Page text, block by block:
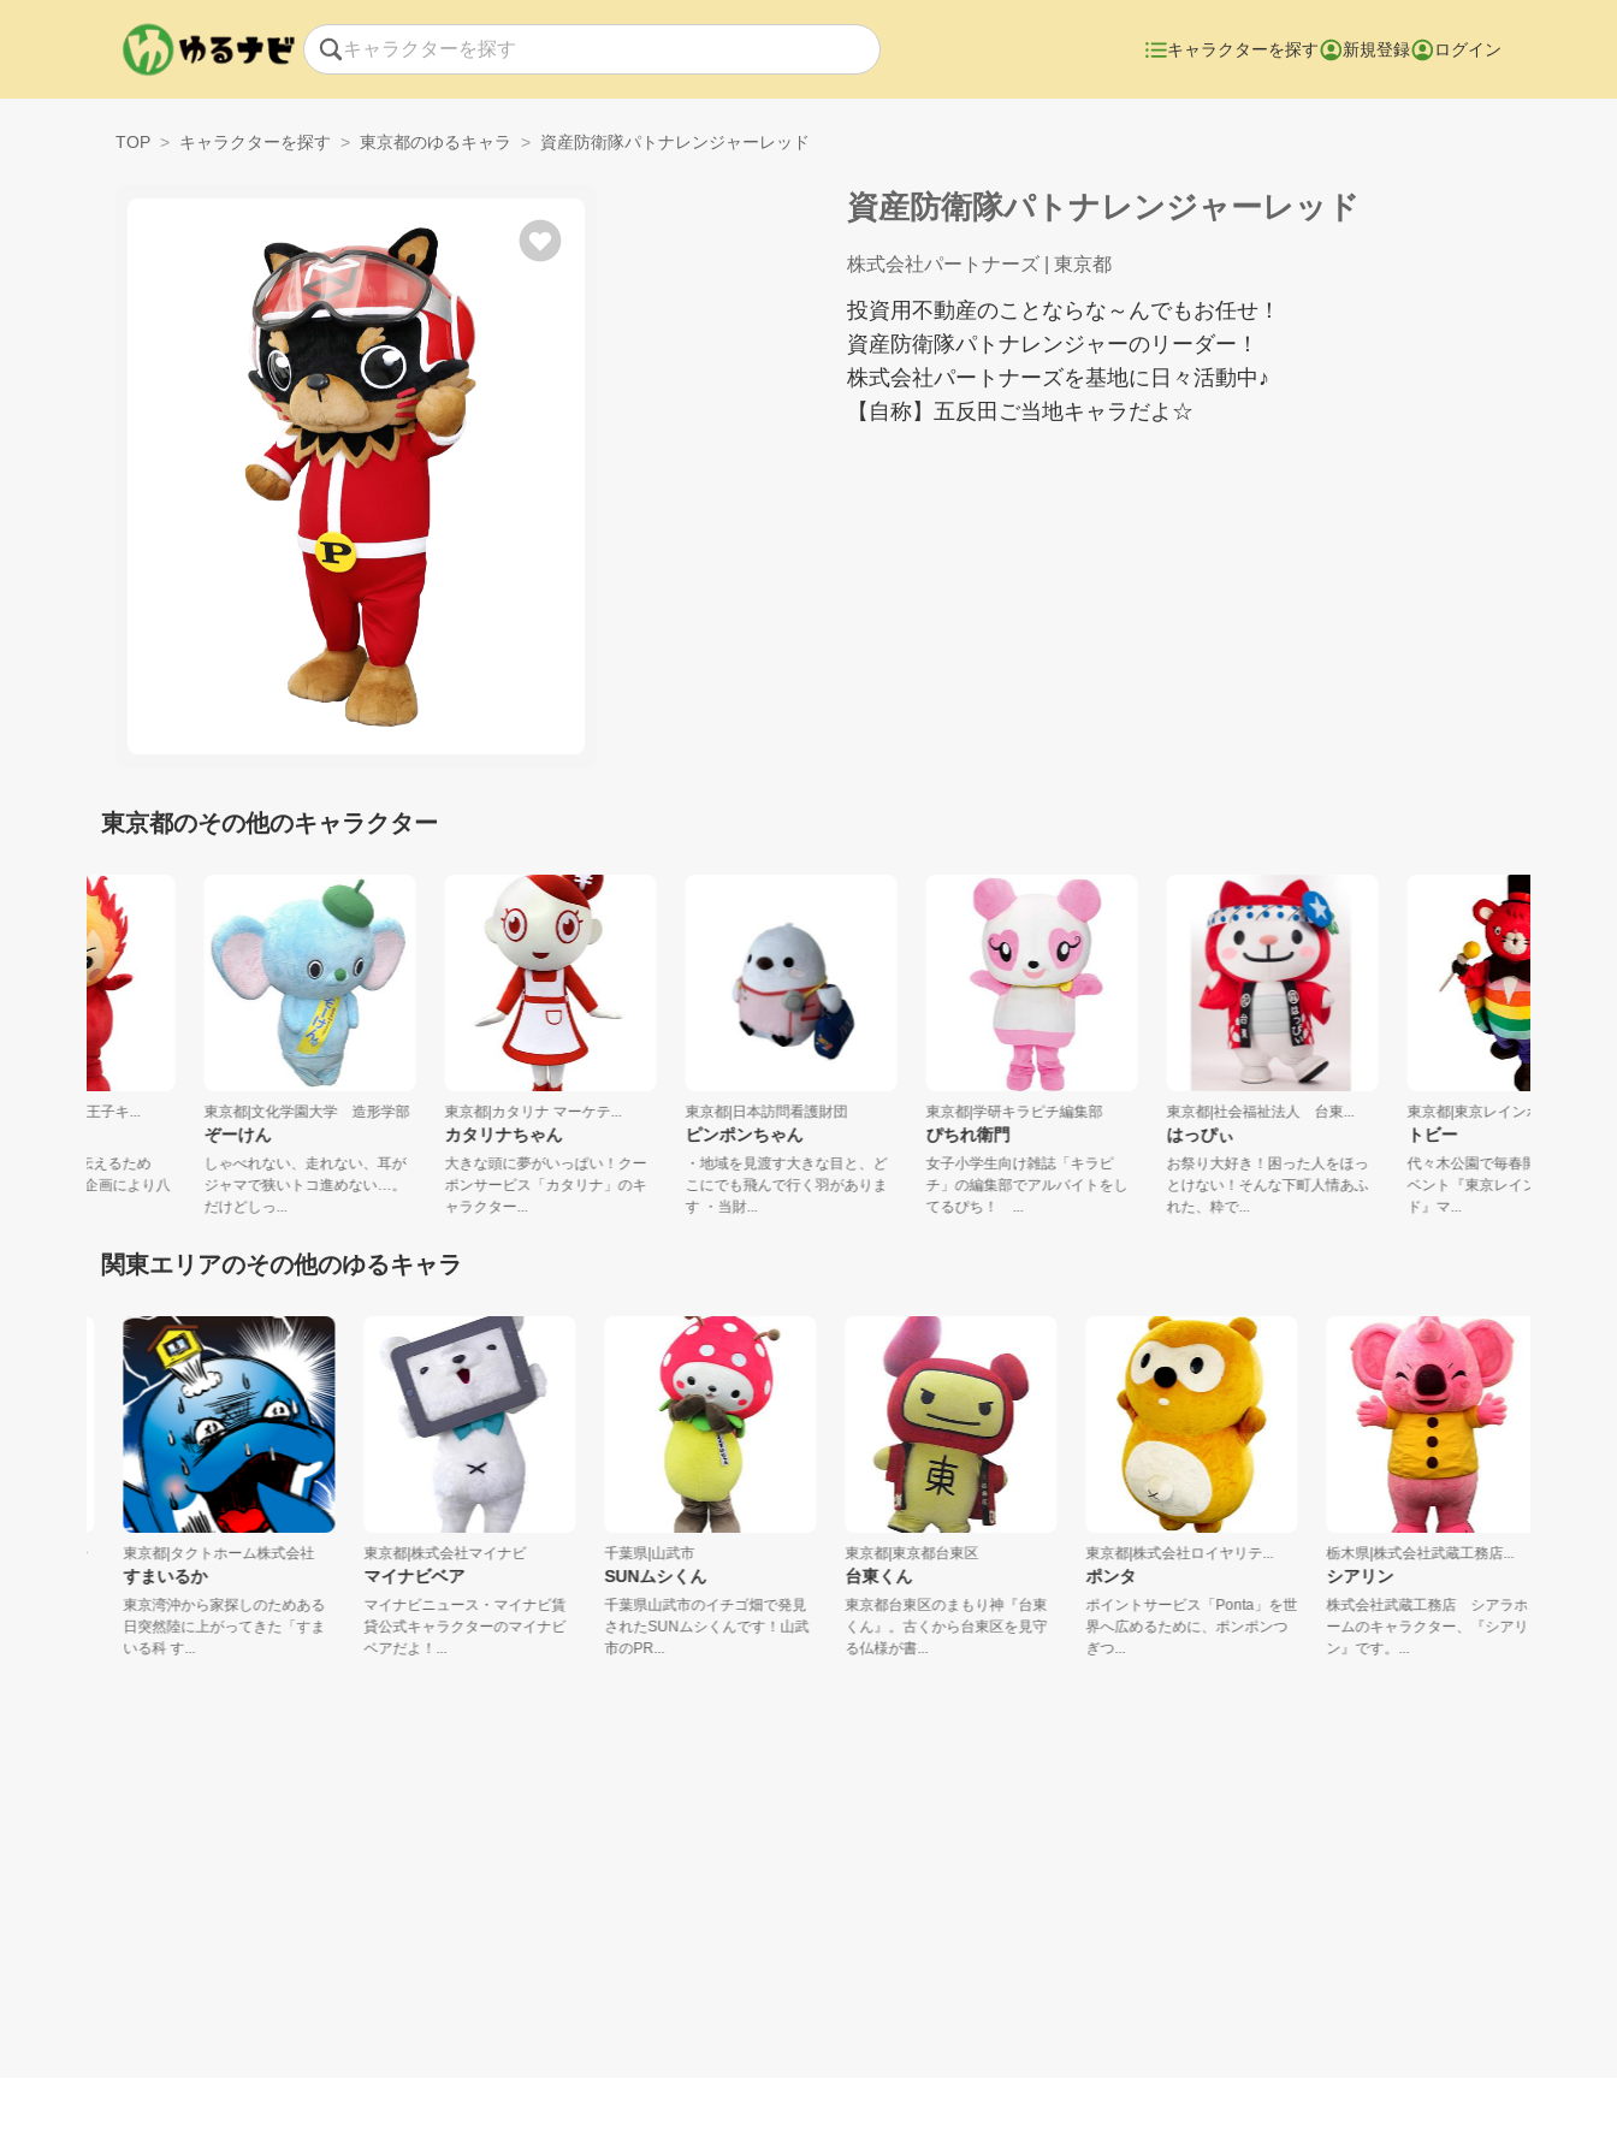
キャラクターを探す 新規登録 ログイン
TOP キャラクターを探す 東京都のゆるキャラ 資産防衛隊パトナレンジャーレッド
資産防衛隊パトナレンジャーレッド
株式会社パートナーズ | 東京都
投資用不動産のことならな～んでもお任せ！
資産防衛隊パトナレンジャーのリーダー！
株式会社パートナーズを基地に日々活動中♪
【自称】五反田ご当地キャラだよ☆
東京都のその他のキャラクター
都|帝京大学 八王子キ...
大学の魅力を伝えるため
2013年学生の企画により八
東京都|文化学園大学 造形学部
ぞーけん
しゃべれない、走れない、耳が
ジャマで狭いトコ進めない…。
だけどしっ...
東京都|カタリナ マーケテ...
カタリナちゃん
大きな頭に夢がいっぱい！クー
ポンサービス「カタリナ」のキ
ャラクター...
東京都|日本訪問看護財団
ピンポンちゃん
・地域を見渡す大きな目と、ど
こにでも飛んで行く羽がありま
す ・当財...
東京都|学研キラピチ編集部
ぴちれ衛門
女子小学生向け雑誌「キラピ
チ」の編集部でアルバイトをし
てるぴち！ ...
東京都|社会福祉法人 台東...
はっぴぃ
お祭り大好き！困った人をほっ
とけない！そんな下町人情あふ
れた、粋で...
東京都|東京レインボープラ
トビー
代々木公園で毎春開催の
ベント『東京レインボープラ
ド』マ...
関東エリアのその他のゆるキャラ
東京都|タクトホーム株式会社
すまいるか
東京湾沖から家探しのためある
日突然陸に上がってきた「すま
いる科 す...
東京都|株式会社マイナビ
マイナビベア
マイナビニュース・マイナビ賃
貸公式キャラクターのマイナビ
ベアだよ！...
千葉県|山武市
SUNムシくん
千葉県山武市のイチゴ畑で発見
されたSUNムシくんです！山武
市のPR...
東京都|東京都台東区
台東くん
東京都台東区のまもり神『台東
くん』。古くから台東区を見守
る仏様が書...
東京都|株式会社ロイヤリテ...
ポンタ
ポイントサービス「Ponta」を世
界へ広めるために、ポンポンつ
ぎつ...
栃木県|株式会社武蔵工務店...
シアリン
株式会社武蔵工務店 シアラホ
ームのキャラクター、『シアリ
ン』です。...